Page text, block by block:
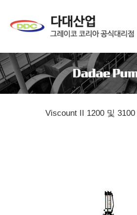
Viscount II 1200 및